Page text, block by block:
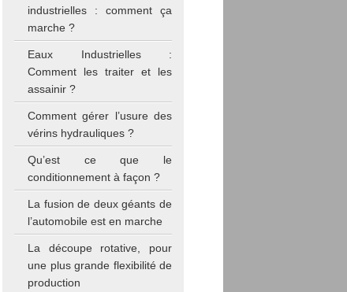
industrielles : comment ça
marche ?
Eaux Industrielles :
Comment les traiter et les
assainir ?
Comment gérer l’usure des
vérins hydrauliques ?
Qu’est ce que le
conditionnement à façon ?
La fusion de deux géants de
l’automobile est en marche
La découpe rotative, pour
une plus grande flexibilité de
production